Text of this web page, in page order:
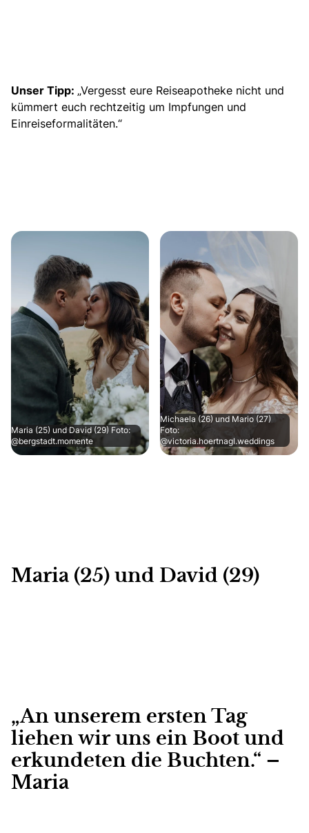
Unser Tipp: „Vergesst eure Reiseapotheke nicht und
kümmert euch rechtzeitig um Impfungen und
Einreiseformalitäten.“
Maria (25) und David (29) Foto:
@bergstadt.momente
Michaela (26) und Mario (27)
Foto:
@victoria.hoertnagl.weddings
Maria (25) und David (29)
„An unserem ersten Tag
liehen wir uns ein Boot und
erkundeten die Buchten.“ –
Maria